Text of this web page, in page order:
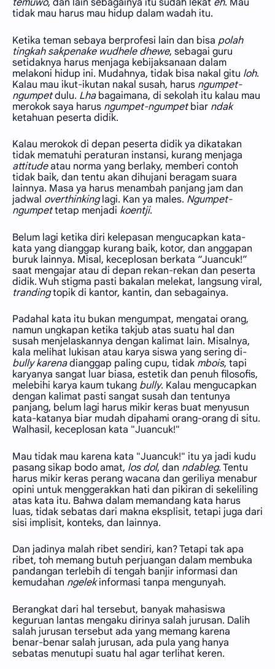
temuwo, dan lain sebagainya itu sudah lekat eh. Mau
tidak mau harus mau hidup dalam wadah itu.
Ketika teman sebaya berprofesi lain dan bisa polah
tingkah sakpenake wudhele dhewe, sebagai guru
setidaknya harus menjaga kebijaksanaan dalam
melakoni hidup ini. Mudahnya, tidak bisa nakal gitu loh.
Kalau mau ikut-ikutan nakal susah, harus ngumpet-
ngumpetdulu. Lhabagaimana, di sekolah itu kalau mau
merokok saya harus ngumpet-ngumpet biar ndak
ketahuan peserta didik.
Kalau merokok di depan peserta didik ya dikatakan
tidak mematuhi peraturan instansi, kurang menjaga
attitudeatau norma yang berlaky, memberi contoh
tidak baik, dan tentu akan dihujani beragam suara
lainnya. Masa ya harus menambah panjang jam dan
jadwal overthinkinglagi. Kan ya males. Ngumpet-
ngumpettetap menjadi koentji.
Belum lagi ketika diri kelepasan mengucapkan kata-
kata yang dianggap kurang baik, kotor, dan anggapan
buruk lainnya. Misal, keceplosan berkata “Juancuk!”
saat mengajar atau di depan rekan-rekan dan peserta
didik. Wuh stigma pasti bakalan melekat, langsung viral,
trandingtopik di kantor, kantin, dan sebagainya.
Padahal kata itu bukan mengumpat, mengatai orang,
namun ungkapan ketika takjub atas suatu hal dan
susah menjelaskannya dengan kalimat lain. Misalnya,
kala melihat lukisan atau karya siswa yang sering di-
bully karenadianggap paling cupu, tidak mbois, tapi
karyanya sangat luar biasa, estetik dan penuh filosofis,
melebihi karya kaum tukang bully. Kalau mengucapkan
dengan kalimat pasti sangat susah dan tentunya
panjang, belum lagi harus mikir keras buat menyusun
kata-katanya biar mudah dipahami orang-orang di situ.
Walhasil, keceplosan kata "Juancuk!"
Mau tidak mau karena kata "Juancuk!" itu ya jadi kudu
pasang sikap bodo amat, los dol, dan ndableg. Tentu
harus mikir keras perang wacana dan geriliya menabur
opini untuk menggerakkan hati dan pikiran di sekeliling
atas kata itu. Bahwa dalam memandang kata harus
luas, tidak sebatas dari makna eksplisit, tetapi juga dari
sisi implisit, konteks, dan lainnya.
Dan jadinya malah ribet sendiri, kan? Tetapi tak apa
ribet, toh memang butuh perjuangan dalam membuka
pandangan terlebih di tengah banjir informasi dan
kemudahan ngelekinformasi tanpa mengunyah.
Berangkat dari hal tersebut, banyak mahasiswa
keguruan lantas mengaku dirinya salah jurusan. Dalih
salah jurusan tersebut ada yang memang karena
benar-benar salah jurusan, ada pula yang hanya
sebatas menutupi suatu hal agar terlihat keren.